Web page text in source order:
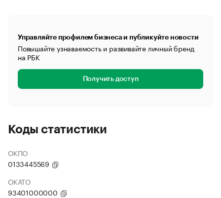
Управляйте профилем бизнеса и публикуйте новости
Повышайте узнаваемость и развивайте личный бренд
на РБК
Получить доступ
Коды статистики
ОКПО
0133445569
ОКАТО
93401000000